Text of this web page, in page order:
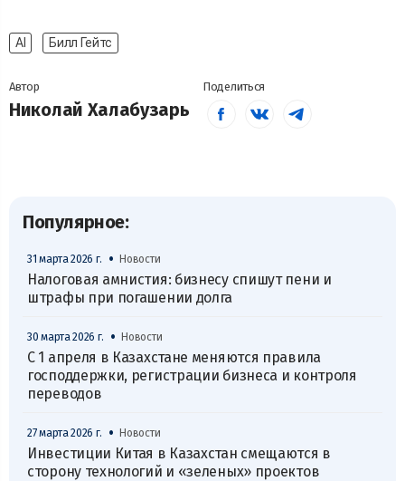
AI Билл Гейтс
Автор
Николай Халабузарь
Поделиться
Популярное:
31 марта 2026 г. • Новости
Налоговая амнистия: бизнесу спишут пени и
штрафы при погашении долга
30 марта 2026 г. • Новости
С 1 апреля в Казахстане меняются правила
господдержки, регистрации бизнеса и контроля
переводов
27 марта 2026 г. • Новости
Инвестиции Китая в Казахстан смещаются в
сторону технологий и «зеленых» проектов